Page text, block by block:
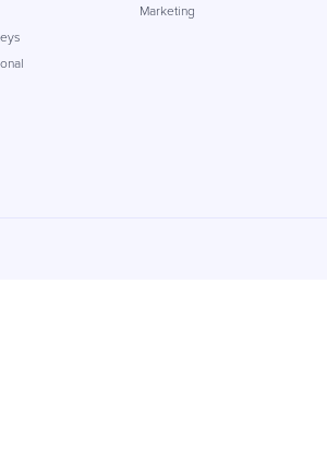
Marketing